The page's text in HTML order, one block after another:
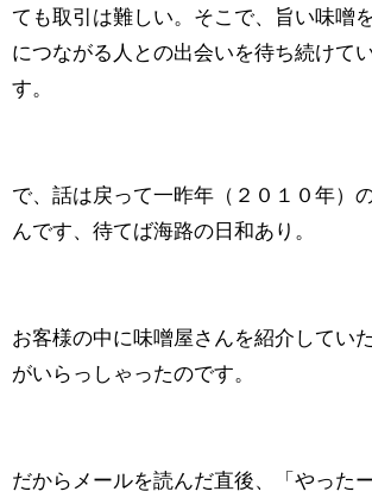
ても取引は難しい。そこで、旨い味噌
につながる人との出会いを待ち続けて
す。
で、話は戻って一昨年（２０１０年）
んです、待てば海路の日和あり。
お客様の中に味噌屋さんを紹介してい
がいらっしゃったのです。
だからメールを読んだ直後、「やった